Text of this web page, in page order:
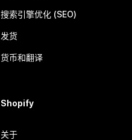
搜索引擎优化 (SEO)
发货
货币和翻译
Shopify
关于